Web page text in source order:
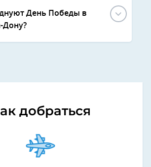
День Победы в
Дону?
добраться